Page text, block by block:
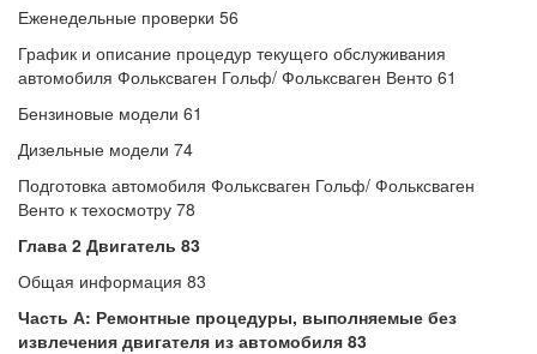
Еженедельные проверки 56
График и описание процедур текущего обслуживания
автомобиля Фольксваген Гольф/ Фольксваген Венто 61
Бензиновые модели 61
Дизельные модели 74
Подготовка автомобиля Фольксваген Гольф/ Фольксваген
Венто к техосмотру 78
Глава 2 Двигатель 83
Общая информация 83
Часть А: Ремонтные процедуры, выполняемые без
извлечения двигателя из автомобиля 83